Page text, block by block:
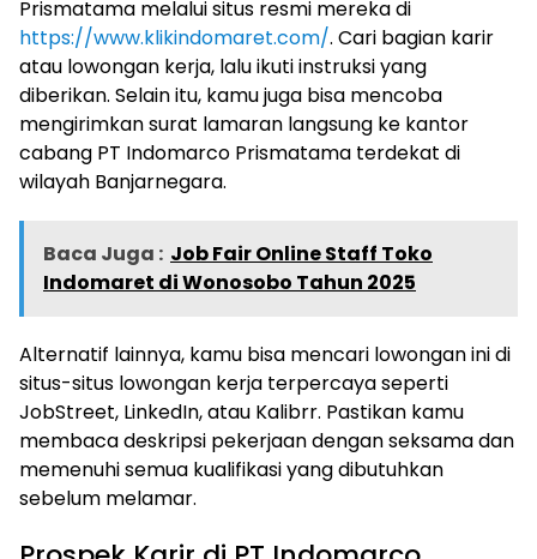
Prismatama melalui situs resmi mereka di
https://www.klikindomaret.com/. Cari bagian karir
atau lowongan kerja, lalu ikuti instruksi yang
diberikan. Selain itu, kamu juga bisa mencoba
mengirimkan surat lamaran langsung ke kantor
cabang PT Indomarco Prismatama terdekat di
wilayah Banjarnegara.
Baca Juga : Job Fair Online Staff Toko
Indomaret di Wonosobo Tahun 2025
Alternatif lainnya, kamu bisa mencari lowongan ini di
situs-situs lowongan kerja terpercaya seperti
JobStreet, LinkedIn, atau Kalibrr. Pastikan kamu
membaca deskripsi pekerjaan dengan seksama dan
memenuhi semua kualifikasi yang dibutuhkan
sebelum melamar.